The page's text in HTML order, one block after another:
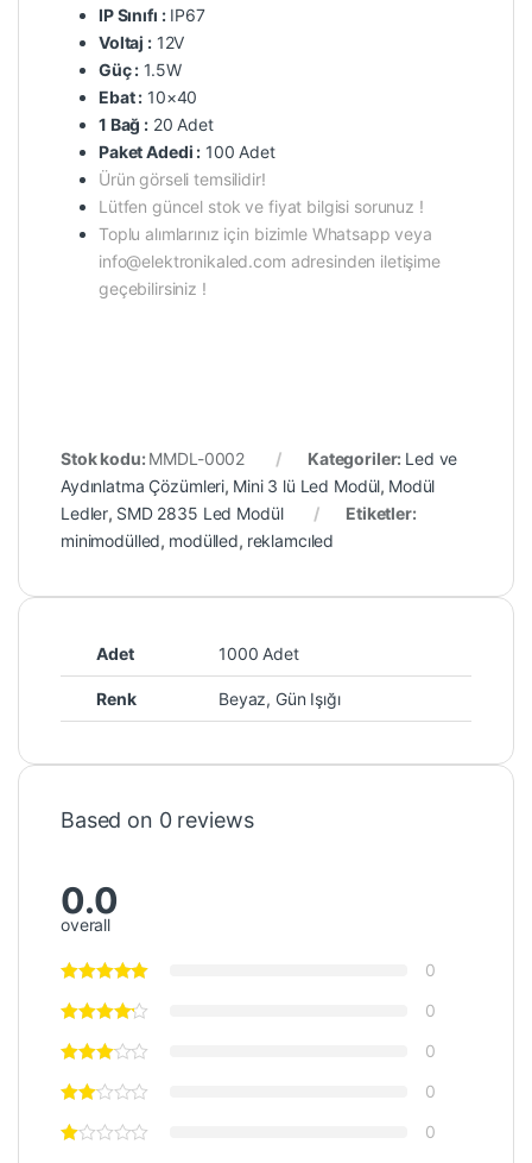
IP Sınıfı :IP67
Voltaj :12V
Güç : 1.5W
Ebat : 10×40
1 Bağ : 20 Adet
Paket Adedi : 100 Adet
Ürün görseli temsilidir!
Lütfen güncel stok ve fiyat bilgisi sorunuz !
Toplu alımlarınız için bizimle Whatsapp veya
info@elektronikaled.com adresinden iletişime
geçebilirsiniz !
Stok kodu: MMDL-0002 Kategoriler: Led ve
Aydınlatma Çözümleri, Mini 3 lü Led Modül, Modül
Ledler, SMD 2835 Led Modül
Etiketler:
minimodülled, modülled, reklamcıled
Adet 1000 Adet
Renk Beyaz, Gün Işığı
Based on 0 reviews
0.0
overall
0
0
0
0
0